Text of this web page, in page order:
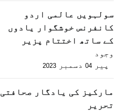
سولہویں عالمی اردو
کانفرنس خوشگوار یادوں
کے ساتھ اختتام پزیر
وجود
پیر 04 دسمبر 2023
مارکیز کی یادگار صحافتی
تحریر